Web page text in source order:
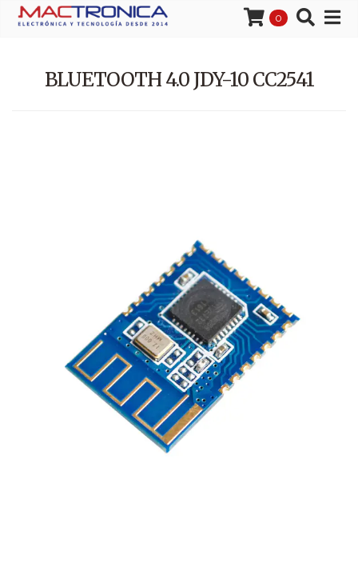
0
BLUETOOTH 4.0 JDY-10 CC2541